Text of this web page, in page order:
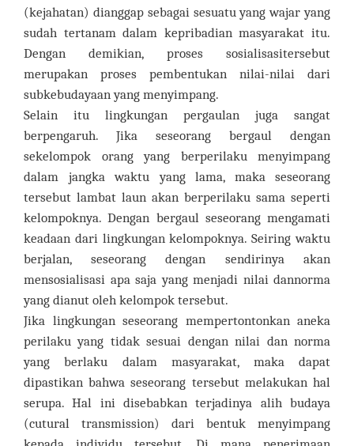
(kejahatan) dianggap sebagai sesuatu yang wajar yang
sudah tertanam dalam kepribadian masyarakat itu.
Dengan demikian, proses sosialisasitersebut
merupakan proses pembentukan nilai-nilai dari
subkebudayaan yang menyimpang.
Selain itu lingkungan pergaulan juga sangat
berpengaruh. Jika seseorang bergaul dengan
sekelompok orang yang berperilaku menyimpang
dalam jangka waktu yang lama, maka seseorang
tersebut lambat laun akan berperilaku sama seperti
kelompoknya. Dengan bergaul seseorang mengamati
keadaan dari lingkungan kelompoknya. Seiring waktu
berjalan, seseorang dengan sendirinya akan
mensosialisasi apa saja yang menjadi nilai dannorma
yang dianut oleh kelompok tersebut.
Jika lingkungan seseorang mempertontonkan aneka
perilaku yang tidak sesuai dengan nilai dan norma
yang berlaku dalam masyarakat, maka dapat
dipastikan bahwa seseorang tersebut melakukan hal
serupa. Hal ini disebabkan terjadinya alih budaya
(cutural transmission) dari bentuk menyimpang